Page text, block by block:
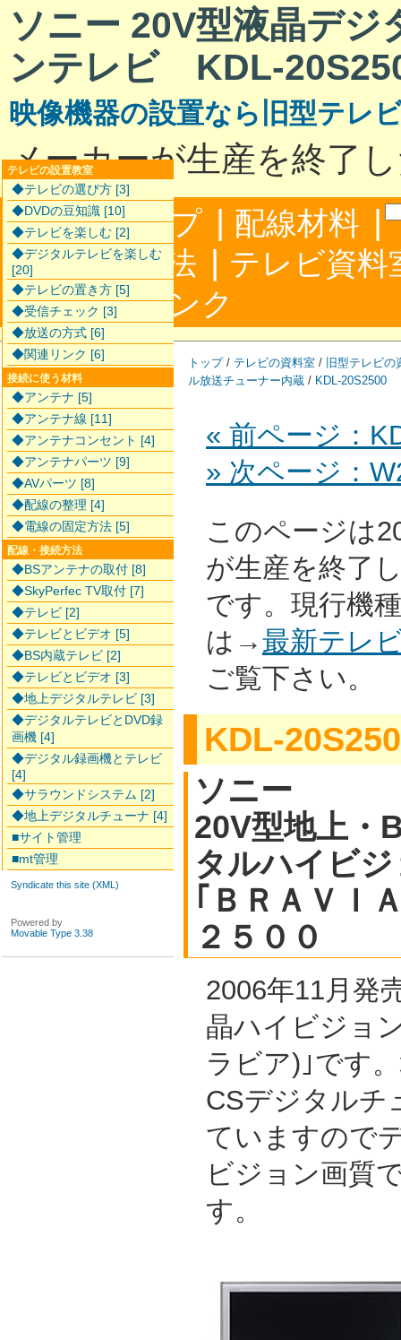
ソニー 20V型液晶デジ
ンテレビ KDL-
映像機器の設置なら旧型テレ
メーカーが生産を終了
サイトマップ | 配線材料 |
配線接続方法 | テレビ資料
合わせ|リンク
トップ/ テレビの資料室 / 旧型テレビの
ル放送チューナー内蔵 / KDL-20S2500
« 前ページ：
» 次ページ：
このページは
が生産を終了
です。現行機
は→最新テレ
ご覧下さい。
KDL-
ソニー
20V型地上・
タルハイビ
｢ＢＲＡＶＩ
２５００
2006年11月発
晶ハイビジョ
ラビア)｣です
CSデジタルチ
ていますので
ビジョン画質
す。
テレビの設置教室
◆テレビの選び方 [3]
◆DVDの豆知識 [10]
◆テレビを楽しむ [2]
◆デジタルテレビを楽しむ
[20]
◆テレビの置き方 [5]
◆受信チェック [3]
◆放送の方式 [6]
◆関連リンク [6]
接続に使う材料
◆アンテナ [5]
◆アンテナ線 [11]
◆アンテナコンセント [4]
◆アンテナパーツ [9]
◆AVパーツ [8]
◆配線の整理 [4]
◆電線の固定方法 [5]
配線・接続方法
◆BSアンテナの取付 [8]
◆SkyPerfec TV取付 [7]
◆テレビ [2]
◆テレビとビデオ [5]
◆BS内蔵テレビ [2]
◆テレビとビデオ [3]
◆地上デジタルテレビ [3]
◆デジタルテレビとDVD録
画機 [4]
◆デジタル録画機とテレビ
[4]
◆サラウンドシステム [2]
◆地上デジタルチューナ [4]
■サイト管理
■mt管理
Syndicate this site (XML)
Powered by
Movable Type 3.38